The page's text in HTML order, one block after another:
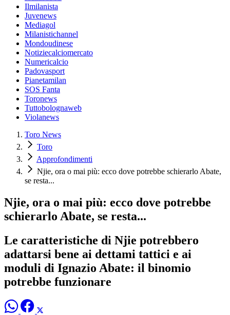
Ilmilanista
Juvenews
Mediagol
Milanistichannel
Mondoudinese
Notiziecalciomercato
Numericalcio
Padovasport
Pianetamilan
SOS Fanta
Toronews
Tuttobolognaweb
Violanews
Toro News
Toro
Approfondimenti
Njie, ora o mai più: ecco dove potrebbe schierarlo Abate,
se resta...
Njie, ora o mai più: ecco dove potrebbe
schierarlo Abate, se resta...
Le caratteristiche di Njie potrebbero
adattarsi bene ai dettami tattici e ai
moduli di Ignazio Abate: il binomio
potrebbe funzionare